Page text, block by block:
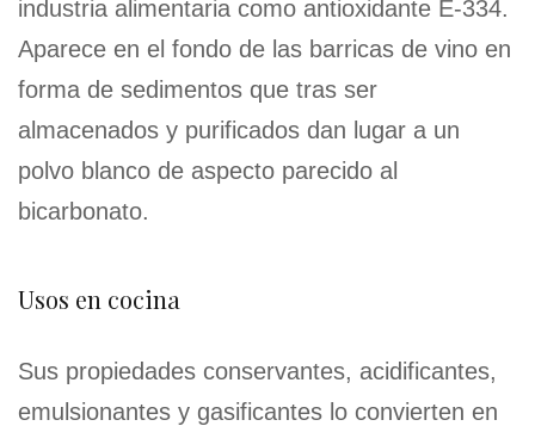
industria alimentaria como antioxidante E-334.
Aparece en el fondo de las barricas de vino en
forma de sedimentos que tras ser
almacenados y purificados dan lugar a un
polvo blanco de aspecto parecido al
bicarbonato.
Usos en cocina
Sus propiedades conservantes, acidificantes,
emulsionantes y gasificantes lo convierten en